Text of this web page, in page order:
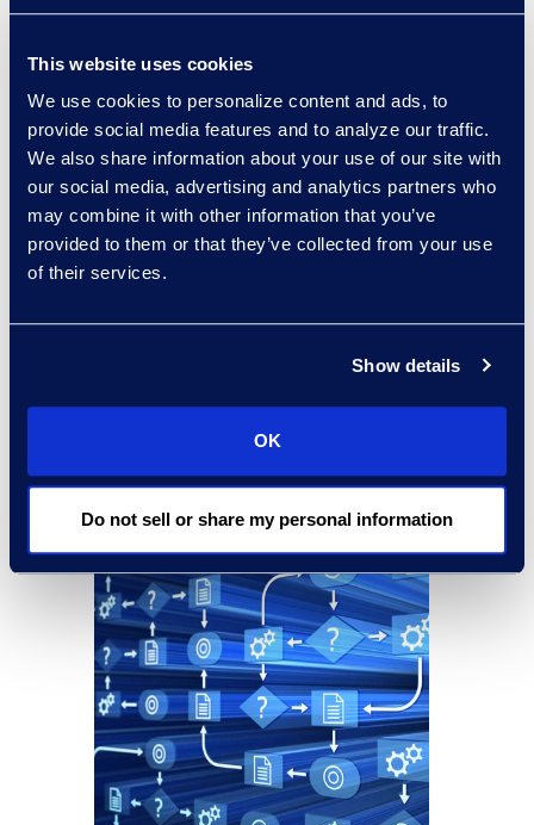
This website uses cookies
We use cookies to personalize content and ads, to
provide social media features and to analyze our traffic.
We also share information about your use of our site with
our social media, advertising and analytics partners who
may combine it with other information that you’ve
provided to them or that they’ve collected from your use
of their services.
Show details
OK
Do not sell or share my personal information
我们的分析专家处理记录的所有方
面：保管人、文件类型、日期、消息
元数据和内容，以消除无用的文件并
减少整个发现工作流程中的成本。